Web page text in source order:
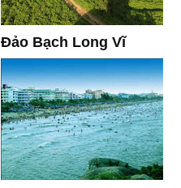
Đảo Bạch Long Vĩ